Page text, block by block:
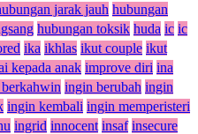
jarak jauh hubungan
hubungan toksik huda ic ic
ika ikhlas ikut couple ikut
kepada anak improve diri ina
ingin berubah ingin
ingin kembali ingin memperisteri
ingrid innocent insaf insecure